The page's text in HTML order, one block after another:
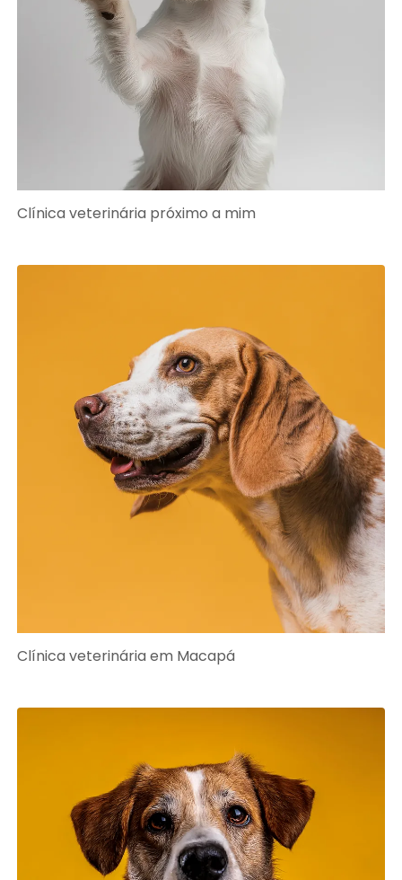
Clínica veterinária próximo a mim
Clínica veterinária em Macapá